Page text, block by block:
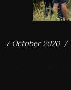
7 October 2020